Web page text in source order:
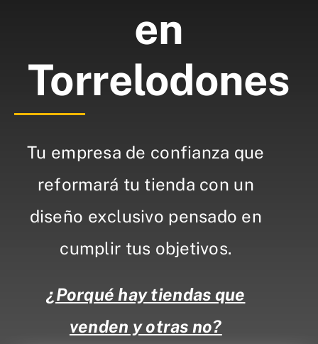
en
Torrelodones
Tu empresa de confianza que
reformará tu tienda con un
diseño exclusivo pensado en
cumplir tus objetivos.
¿Porqué hay tiendas que
venden y otras no?